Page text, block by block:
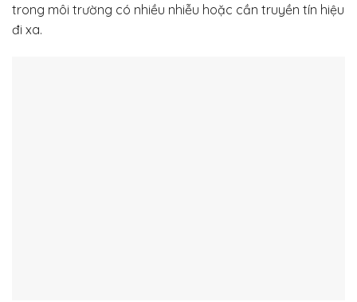
trong môi trường có nhiều nhiễu hoặc cần truyền tín hiệu
đi xa.